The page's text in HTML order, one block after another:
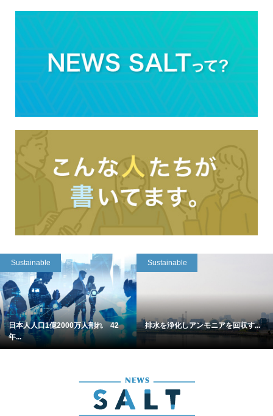
Sustainable
日本人人口1億2000万人割れ 42
年...
Sustainable
排水を浄化しアンモニアを回収す...